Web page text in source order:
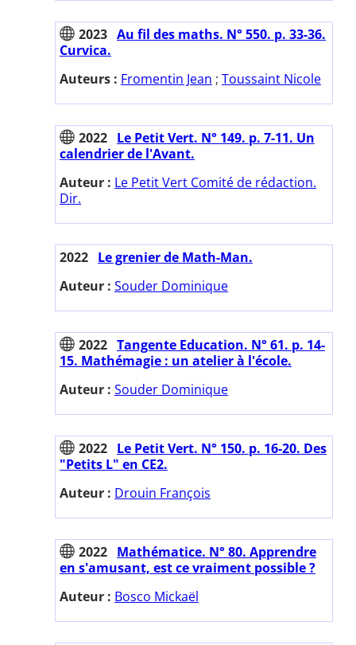
2023 Au fil des maths. N° 550. p. 33-36.
Curvica.
Auteurs : Fromentin Jean ; Toussaint Nicole
2022 Le Petit Vert. N° 149. p. 7-11. Un
calendrier de l'Avant.
Auteur : Le Petit Vert Comité de rédaction.
Dir.
2022 Le grenier de Math-Man.
Auteur : Souder Dominique
2022 Tangente Education. N° 61. p. 14-
15. Mathémagie : un atelier à l'école.
Auteur : Souder Dominique
2022 Le Petit Vert. N° 150. p. 16-20. Des
"Petits L" en CE2.
Auteur : Drouin François
2022 Mathématice. N° 80. Apprendre
en s'amusant, est ce vraiment possible ?
Auteur : Bosco Mickaël